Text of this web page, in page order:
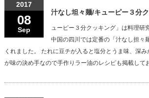
2017
08
Sep
汁なし坦々麺/キューピー３分
ューピー３分クッキング」は料理研
中国の四川では定番の「汁なし担々
くれました。 たれに豆チが入ると塩分とうま味、深
が味の決め手なので手作りラー油のレシピも掲載し